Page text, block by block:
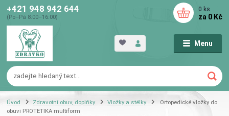
Menu
+421 948 942 644
(Po–Pá 8:00–16:00)
0 ks
za 0 Kč
Úvod Zdravotní obuv, doplňky Vložky a stélky
Ortopedické vložky do
obuvi PROTETIKA multiform